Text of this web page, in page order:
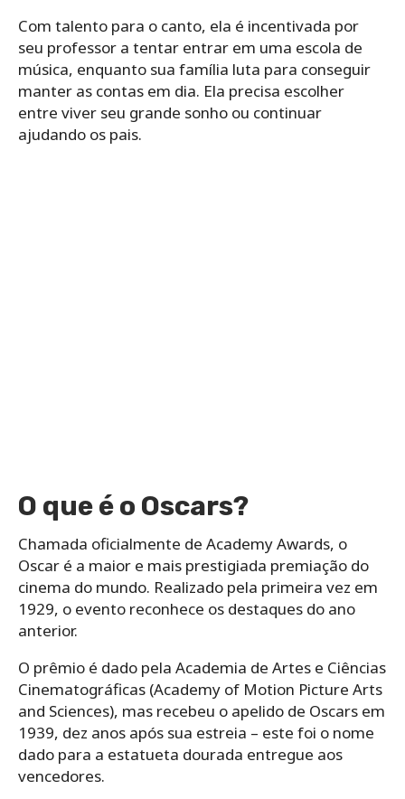
Com talento para o canto, ela é incentivada por
seu professor a tentar entrar em uma escola de
música, enquanto sua família luta para conseguir
manter as contas em dia. Ela precisa escolher
entre viver seu grande sonho ou continuar
ajudando os pais.
O que é o Oscars?
Chamada oficialmente de Academy Awards, o
Oscar é a maior e mais prestigiada premiação do
cinema do mundo. Realizado pela primeira vez em
1929, o evento reconhece os destaques do ano
anterior.
O prêmio é dado pela Academia de Artes e Ciências
Cinematográficas (Academy of Motion Picture Arts
and Sciences), mas recebeu o apelido de Oscars em
1939, dez anos após sua estreia – este foi o nome
dado para a estatueta dourada entregue aos
vencedores.